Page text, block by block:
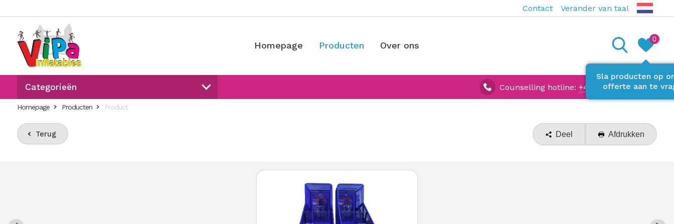
Contact Verander van taal
Homepage Producten Over ons
0
Sla producten op
offerte aan te
Categorieën Counselling hotline:+49 (0) 7642 927670
Homepage Producten Product
Terug Deel Afdrukken